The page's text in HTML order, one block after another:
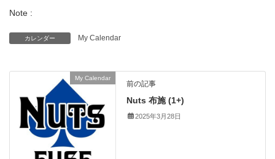
Note :
カレンダー My Calendar
My Calendar
前の記事
Nuts 布施 (1+)
2025年3月28日